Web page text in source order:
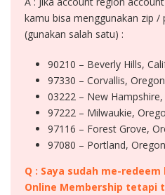
kamu bisa menggunakan zip
(gunakan salah satu) :
90210 – Beverly Hills,
97330 – Corvallis, Oregon
03222 – New
97222 – Milwaukie,
97116 – Forest Grove,
97080 – Portland, Oregon
Q : Saya sudah me-
Online Membership tetapi